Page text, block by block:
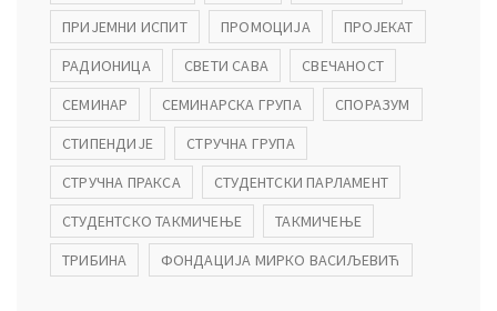
ПРИЈЕМНИ ИСПИТ
ПРОМОЦИЈА
ПРОЈЕКАТ
РАДИОНИЦА
СВЕТИ САВА
СВЕЧАНОСТ
СЕМИНАР
СЕМИНАРСКА ГРУПА
СПОРАЗУМ
СТИПЕНДИЈЕ
СТРУЧНА ГРУПА
СТРУЧНА ПРАКСА
СТУДЕНТСКИ ПАРЛАМЕНТ
СТУДЕНТСКО ТАКМИЧЕЊЕ
ТАКМИЧЕЊЕ
ТРИБИНА
ФОНДАЦИЈА МИРКО ВАСИЉЕВИЋ